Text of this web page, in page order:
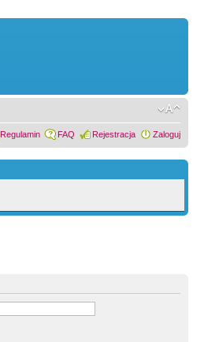
Regulamin FAQ Rejestracja Zaloguj